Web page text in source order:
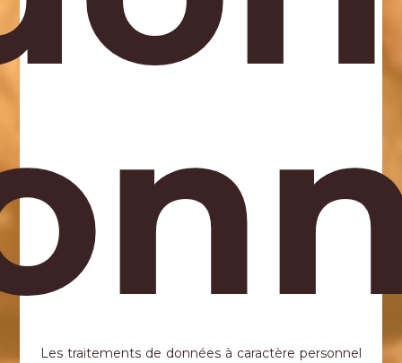
Les traitements de données à caractère personnel